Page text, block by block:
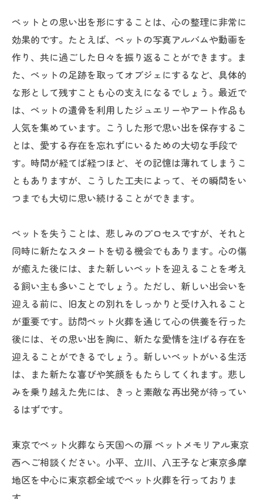
ペットとの思い出を形にすることは、心の整理に非常に
効果的です。たとえば、ペットの写真アルバムや動画を
作り、共に過ごした日々を振り返ることができます。ま
た、ペットの足跡を取ってオブジェにするなど、具体的
な形として残すことも心の支えになるでしょう。最近で
は、ペットの遺骨を利用したジュエリーやアート作品も
人気を集めています。こうした形で思い出を保存するこ
とは、愛する存在を忘れずにいるための大切な手段で
す。時間が経てば経つほど、その記憶は薄れてしまうこ
ともありますが、こうした工夫によって、その瞬間をい
つまでも大切に思い続けることができます。
ペットを失うことは、悲しみのプロセスですが、それと
同時に新たなスタートを切る機会でもあります。心の傷
が癒えた後には、また新しいペットを迎えることを考え
る飼い主も多いことでしょう。ただし、新しい出会いを
迎える前に、旧友との別れをしっかりと受け入れること
が重要です。訪問ペット火葬を通じて心の供養を行った
後には、その思い出を胸に、新たな愛情を注げる存在を
迎えることができるでしょう。新しいペットがいる生活
は、また新たな喜びや笑顔をもたらしてくれます。悲し
みを乗り越えた先には、きっと素敵な再出発が待ってい
るはずです。
東京でペット火葬なら天国への扉 ペットメモリアル東京
西へご相談ください。小平、立川、八王子など東京多摩
地区を中心に東京都全域でペット火葬を行っておりま